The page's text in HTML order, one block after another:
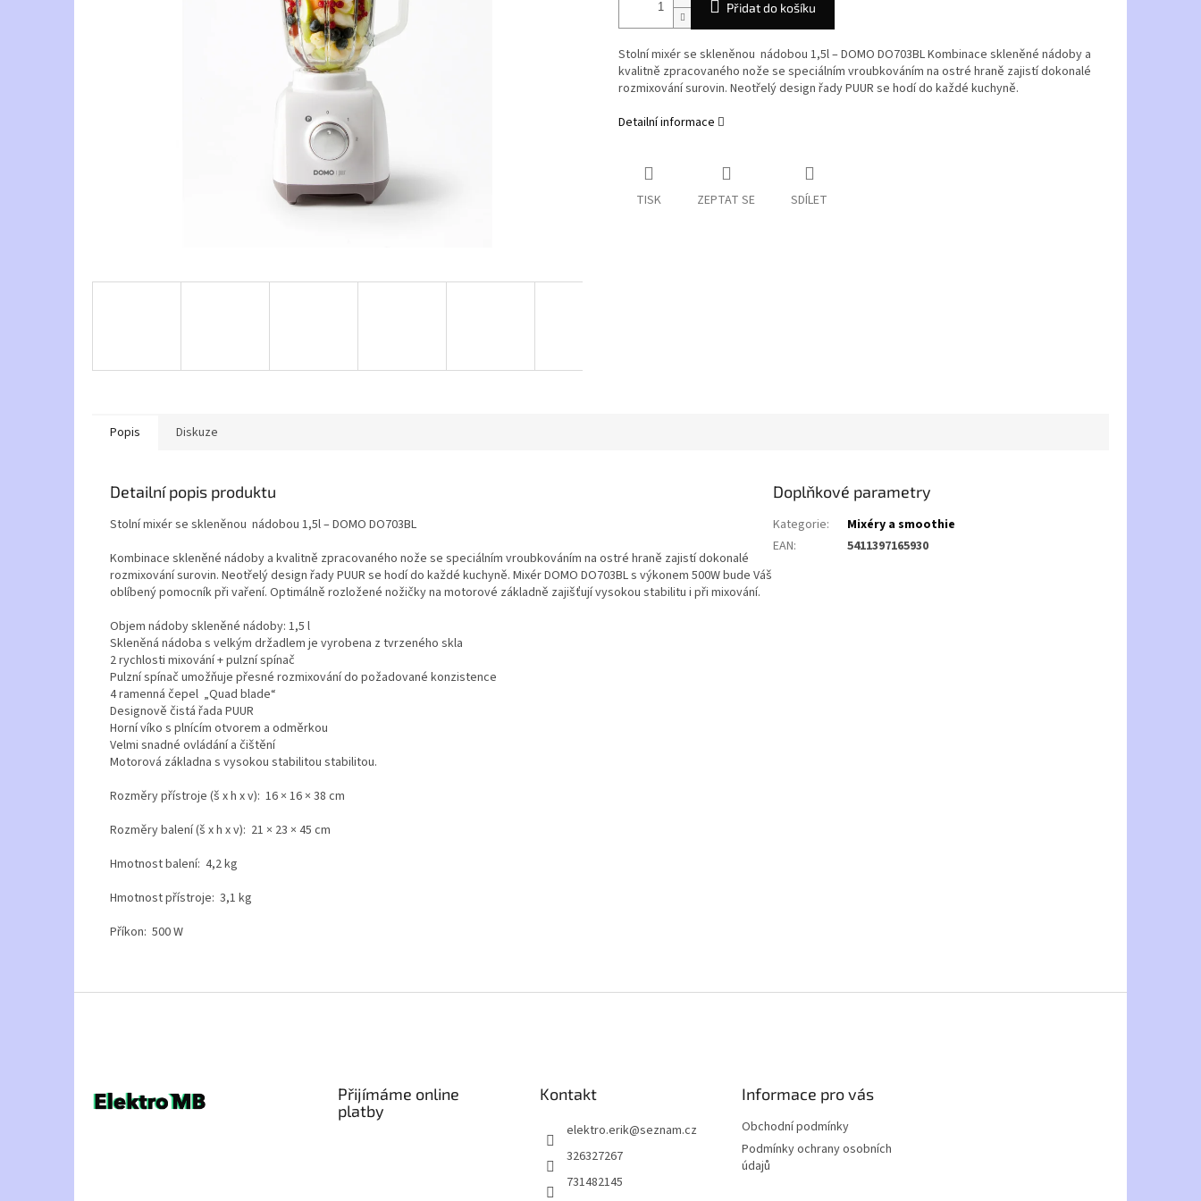
Přidat do košíku
Stolní mixér se skleněnou nádobou 1,5l – DOMO DO703BL Kombinace skleněné nádoby a
kvalitně zpracovaného nože se speciálním vroubkováním na ostré hraně zajistí dokonalé
rozmixování surovin. Neotřelý design řady PUUR se hodí do každé kuchyně.
Detailní informace
TISK ZEPTAT SE SDÍLET
Popis Diskuze
Detailní popis produktu
Stolní mixér se skleněnou nádobou 1,5l – DOMO DO703BL
Kombinace skleněné nádoby a kvalitně zpracovaného nože se speciálním vroubkováním na ostré hraně zajistí dokonalé
rozmixování surovin. Neotřelý design řady PUUR se hodí do každé kuchyně. Mixér DOMO DO703BL s výkonem 500W bude Váš
oblíbený pomocník při vaření. Optimálně rozložené nožičky na motorové základně zajišťují vysokou stabilitu i při mixování.
Objem nádoby skleněné nádoby: 1,5 l
Skleněná nádoba s velkým držadlem je vyrobena z tvrzeného skla
2 rychlosti mixování + pulzní spínač
Pulzní spínač umožňuje přesné rozmixování do požadované konzistence
4 ramenná čepel „Quad blade“
Designově čistá řada PUUR
Horní víko s plnícím otvorem a odměrkou
Velmi snadné ovládání a čištění
Motorová základna s vysokou stabilitou stabilitou.
Rozměry přístroje (š x h x v): 16 × 16 × 38 cm
Rozměry balení (š x h x v): 21 × 23 × 45 cm
Hmotnost balení: 4,2 kg
Hmotnost přístroje: 3,1 kg
Příkon: 500 W
Doplňkové parametry
Kategorie:
Mixéry a smoothie
EAN: 5411397165930
Přijímáme online
platby
Kontakt
elektro.erik@seznam.cz
326327267
731482145
Informace pro vás
Obchodní podmínky
Podmínky ochrany osobních
údajů